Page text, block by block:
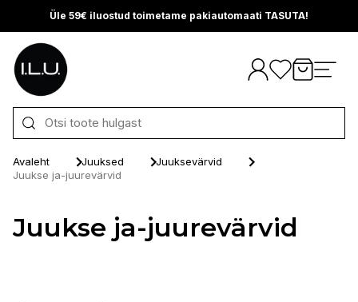
Üle 59€ iluostud toimetame pakiautomaati TASUTA!
Otse sisu juurde
Avaleht Juuksed
Juuksevärvid
Juukse ja-juurevärvid
Juukse ja-juurevärvid